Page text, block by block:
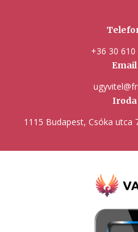
+36 30 610
Email
Iroda
1115 Budapest, Csóka utca